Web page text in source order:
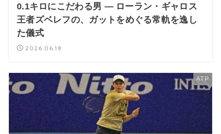
0.1キロにこだわる男 — ローラン・ギャロス
王者ズベレフの、ガットをめぐる常軌を逸し
た儀式
2026.06.18
ATP